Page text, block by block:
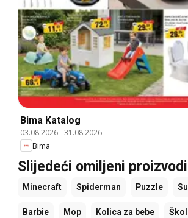
Bima Katalog
03.08.2026-31.08.2026
Bima
Slijedeći omiljeni proizvodi
Minecraft Spiderman Puzzle
Barbie Mop Kolica za bebe